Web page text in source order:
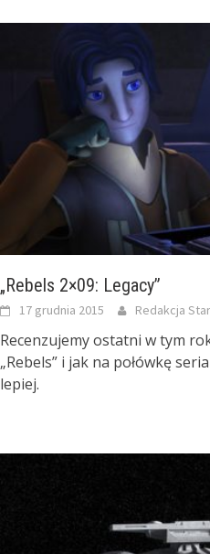
„Rebels 2×09: Legacy”
17 grudnia 2015 Redakcja
Recenzujemy ostatni w tym
„Rebels” i jak na połówkę
lepiej.